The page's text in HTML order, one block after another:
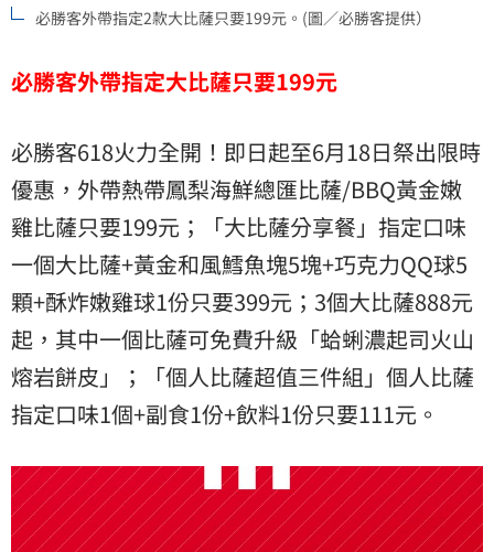
必勝客外帶指定2款大比薩只要199元。(圖／必勝客提供）
必勝客外帶指定大比薩只要199元
必勝客618火力全開！即日起至6月18日祭出限時
優惠，外帶熱帶鳳梨海鮮總匯比薩/BBQ黃金嫩
雞比薩只要199元；「大比薩分享餐」指定口味
一個大比薩+黃金和風鱈魚塊5塊+巧克力QQ球5
顆+酥炸嫩雞球1份只要399元；3個大比薩888元
起，其中一個比薩可免費升級「蛤蜊濃起司火山
熔岩餅皮」；「個人比薩超值三件組」個人比薩
指定口味1個+副食1份+飲料1份只要111元。